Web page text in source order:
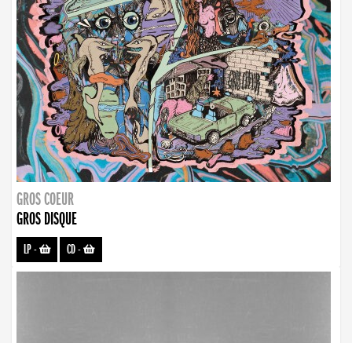
GROS COEUR
GROS DISQUE
LP- CD-